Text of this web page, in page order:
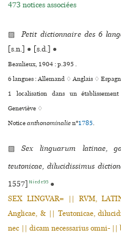
473 notices associées
▨Petit dictionnaire des 6
[s.n.] ● [s.d.] ●
Beaulieux, 1904 : p.395 .
6 langues :Allemand ♢Anglais ♢
1 localisation dans un
Geneviève ♢
Noticeanthonominalien°1785.
▨Sex linguarum latinae,
teutonicae, dilucidissimus
1557]
Niede95 ●
SEX LINGVAR= || RVM,
Anglicae, & || Teutonicae,
nec || dicam necessarius omni-